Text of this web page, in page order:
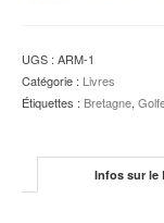
52
UGS : ARM-1
Catégorie : Livres
Étiquettes : Bretagne,
Infos sur le